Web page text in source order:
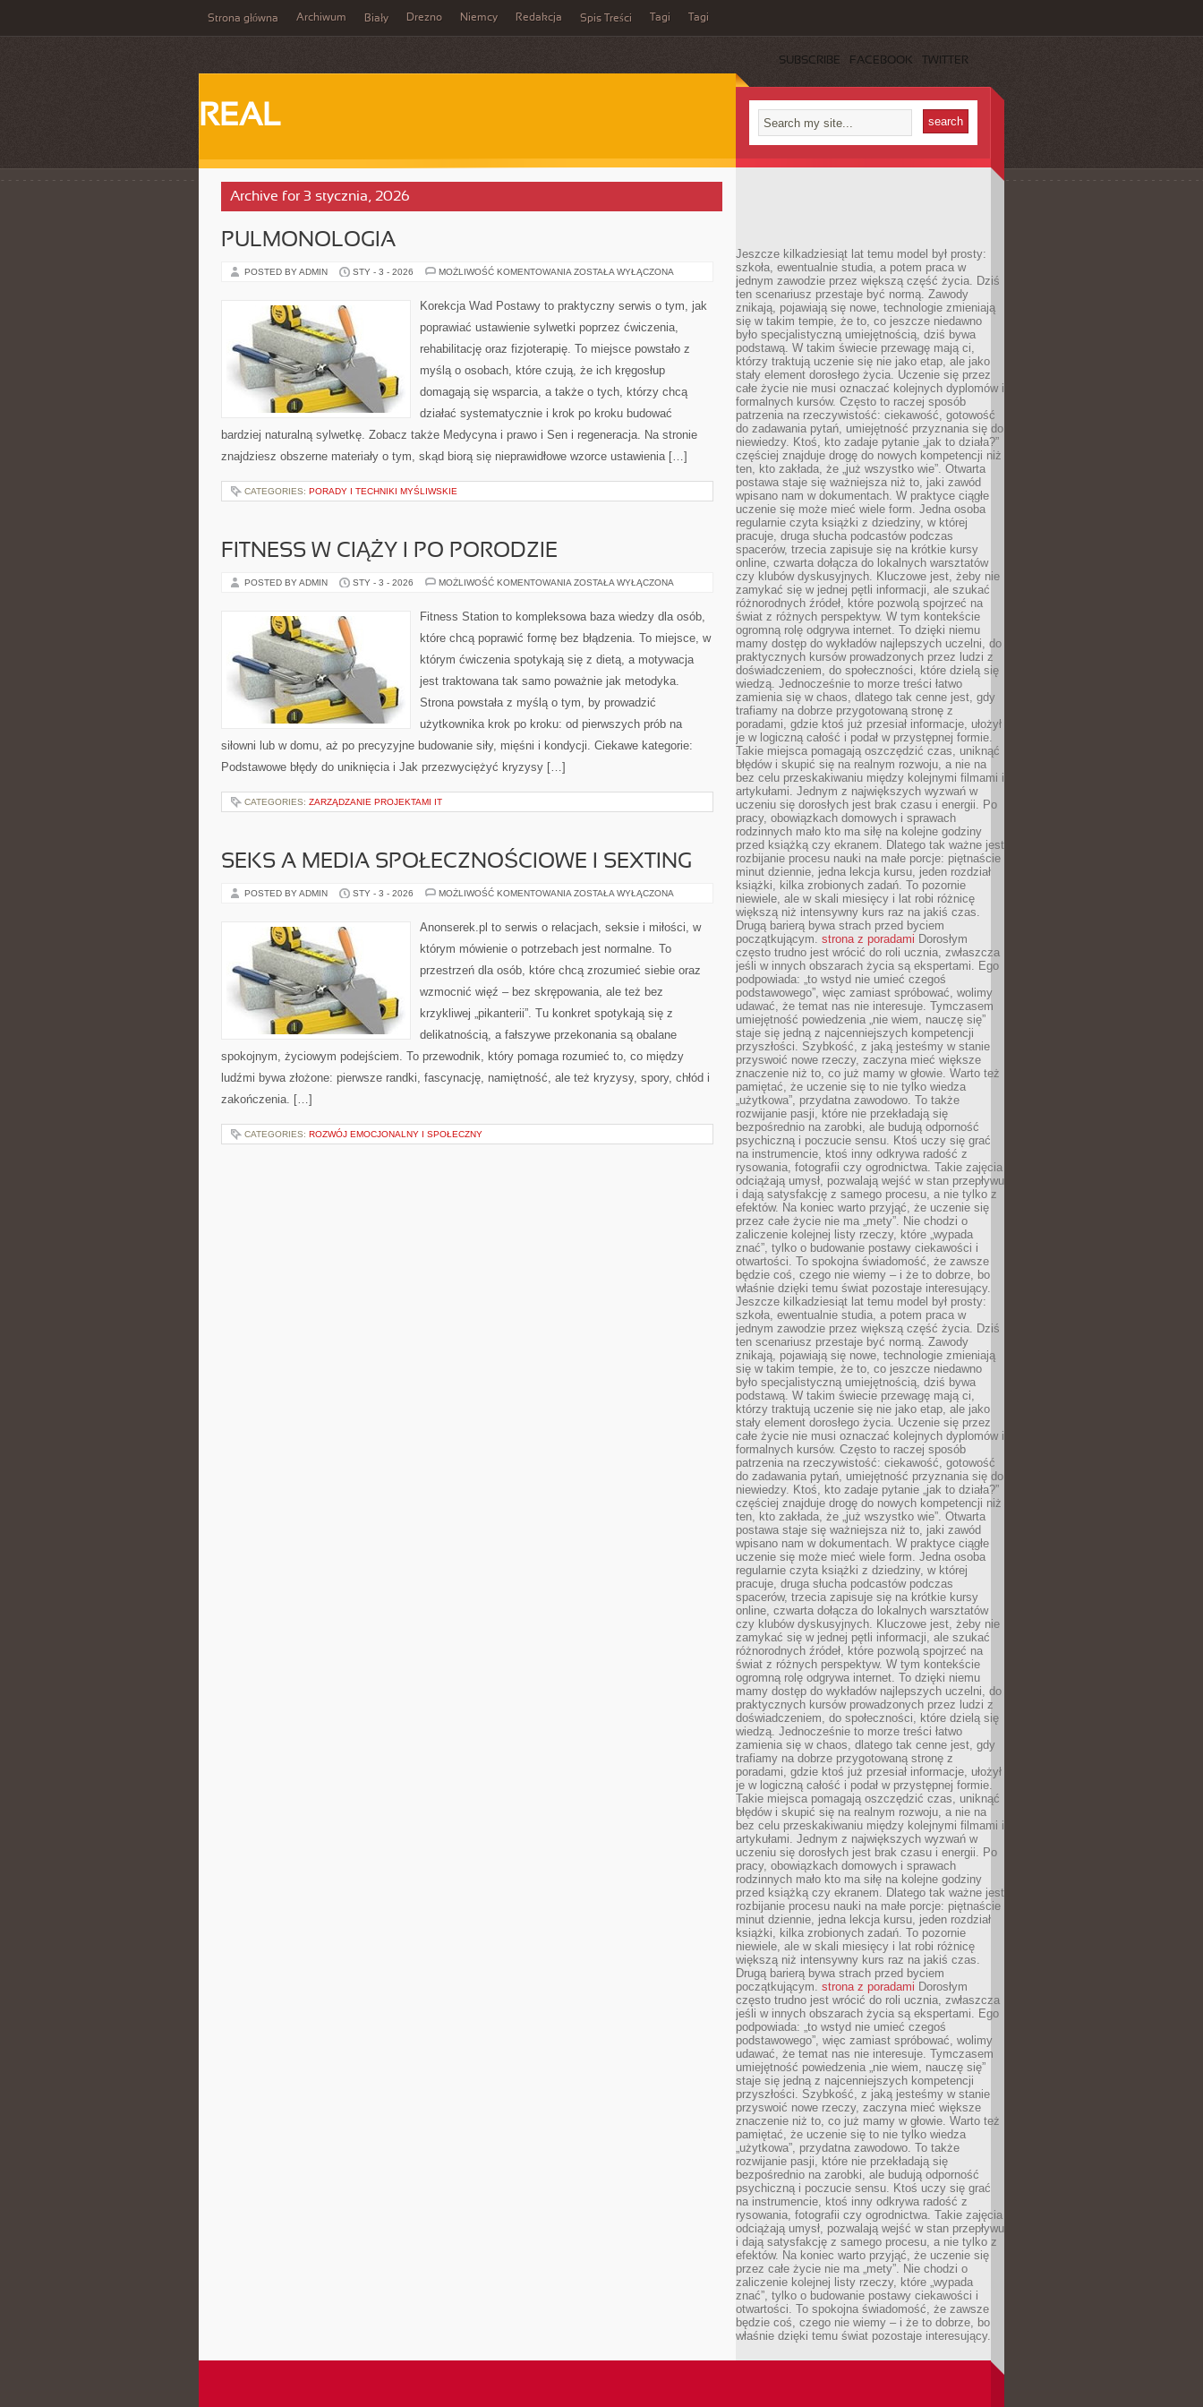
Strona główna Archiwum Biały Drezno Niemcy Redakcja Spis Treści Tagi Tagi
SUBSCRIBE FACEBOOK TWITTER
REAL
Archive for 3 stycznia, 2026
PULMONOLOGIA
POSTED BY ADMIN STY - 3 - 2026 MOŻLIWOŚĆ KOMENTOWANIA PULMONOLOGIA
ZOSTAŁA WYŁĄCZONA
Korekcja Wad Postawy to praktyczny serwis o tym, jak
poprawiać ustawienie sylwetki poprzez ćwiczenia,
rehabilitację oraz fizjoterapię. To miejsce powstało z
myślą o osobach, które czują, że ich kręgosłup
domagają się wsparcia, a także o tych, którzy chcą
działać systematycznie i krok po kroku budować
bardziej naturalną sylwetkę. Zobacz także Medycyna i prawo i Sen i regeneracja. Na stronie
znajdziesz obszerne materiały o tym, skąd biorą się nieprawidłowe wzorce ustawienia […]
CATEGORIES: PORADY I TECHNIKI MYŚLIWSKIE
FITNESS W CIĄŻY I PO PORODZIE
POSTED BY ADMIN STY - 3 - 2026 MOŻLIWOŚĆ KOMENTOWANIA FITNESS
PO
ZOSTAŁA WYŁĄCZONA
Fitness Station to kompleksowa baza wiedzy dla osób,
które chcą poprawić formę bez błądzenia. To miejsce, w
którym ćwiczenia spotykają się z dietą, a motywacja
jest traktowana tak samo poważnie jak metodyka.
Strona powstała z myślą o tym, by prowadzić
użytkownika krok po kroku: od pierwszych prób na
siłowni lub w domu, aż po precyzyjne budowanie siły, mięśni i kondycji. Ciekawe kategorie:
Podstawowe błędy do uniknięcia i Jak przezwyciężyć kryzysy […]
CATEGORIES: ZARZĄDZANIE PROJEKTAMI IT
SEKS A MEDIA SPOŁECZNOŚCIOWE I SEXTING
POSTED BY ADMIN STY - 3 - 2026 MOŻLIWOŚĆ KOMENTOWANIA SEKS
SPOŁECZNOŚCIOWE
I
ZOSTAŁA WYŁĄCZONA
Anonserek.pl to serwis o relacjach, seksie i miłości, w
którym mówienie o potrzebach jest normalne. To
przestrzeń dla osób, które chcą zrozumieć siebie oraz
wzmocnić więź – bez skrępowania, ale też bez
krzykliwej „pikanterii”. Tu konkret spotykają się z
delikatnością, a fałszywe przekonania są obalane
spokojnym, życiowym podejściem. To przewodnik, który pomaga rozumieć to, co między
ludźmi bywa złożone: pierwsze randki, fascynację, namiętność, ale też kryzysy, spory, chłód i
zakończenia. […]
CATEGORIES: ROZWÓJ EMOCJONALNY I SPOŁECZNY
Jeszcze kilkadziesiąt lat temu model był prosty:
szkoła, ewentualnie studia, a potem praca w
jednym zawodzie przez większą część życia. Dziś
ten scenariusz przestaje być normą. Zawody
znikają, pojawiają się nowe, technologie zmieniają
się w takim tempie, że to, co jeszcze niedawno
było specjalistyczną umiejętnością, dziś bywa
podstawą. W takim świecie przewagę mają ci,
którzy traktują uczenie się nie jako etap, ale jako
stały element dorosłego życia. Uczenie się przez
całe życie nie musi oznaczać kolejnych dyplomów i
formalnych kursów. Często to raczej sposób
patrzenia na rzeczywistość: ciekawość, gotowość
do zadawania pytań, umiejętność przyznania się do
niewiedzy. Ktoś, kto zadaje pytanie „jak to działa?”
częściej znajduje drogę do nowych kompetencji niż
ten, kto zakłada, że „już wszystko wie”. Otwarta
postawa staje się ważniejsza niż to, jaki zawód
wpisano nam w dokumentach. W praktyce ciągłe
uczenie się może mieć wiele form. Jedna osoba
regularnie czyta książki z dziedziny, w której
pracuje, druga słucha podcastów podczas
spacerów, trzecia zapisuje się na krótkie kursy
online, czwarta dołącza do lokalnych warsztatów
czy klubów dyskusyjnych. Kluczowe jest, żeby nie
zamykać się w jednej pętli informacji, ale szukać
różnorodnych źródeł, które pozwolą spojrzeć na
świat z różnych perspektyw. W tym kontekście
ogromną rolę odgrywa internet. To dzięki niemu
mamy dostęp do wykładów najlepszych uczelni, do
praktycznych kursów prowadzonych przez ludzi z
doświadczeniem, do społeczności, które dzielą się
wiedzą. Jednocześnie to morze treści łatwo
zamienia się w chaos, dlatego tak cenne jest, gdy
trafiamy na dobrze przygotowaną stronę z
poradami, gdzie ktoś już przesiał informacje, ułożył
je w logiczną całość i podał w przystępnej formie.
Takie miejsca pomagają oszczędzić czas, uniknąć
błędów i skupić się na realnym rozwoju, a nie na
bez celu przeskakiwaniu między kolejnymi filmami i
artykułami. Jednym z największych wyzwań w
uczeniu się dorosłych jest brak czasu i energii. Po
pracy, obowiązkach domowych i sprawach
rodzinnych mało kto ma siłę na kolejne godziny
przed książką czy ekranem. Dlatego tak ważne jest
rozbijanie procesu nauki na małe porcje: piętnaście
minut dziennie, jedna lekcja kursu, jeden rozdział
książki, kilka zrobionych zadań. To pozornie
niewiele, ale w skali miesięcy i lat robi różnicę
większą niż intensywny kurs raz na jakiś czas.
Drugą barierą bywa strach przed byciem
początkującym. strona z poradami Dorosłym
często trudno jest wrócić do roli ucznia, zwłaszcza
jeśli w innych obszarach życia są ekspertami. Ego
podpowiada: „to wstyd nie umieć czegoś
podstawowego”, więc zamiast spróbować, wolimy
udawać, że temat nas nie interesuje. Tymczasem
umiejętność powiedzenia „nie wiem, nauczę się”
staje się jedną z najcenniejszych kompetencji
przyszłości. Szybkość, z jaką jesteśmy w stanie
przyswoić nowe rzeczy, zaczyna mieć większe
znaczenie niż to, co już mamy w głowie. Warto też
pamiętać, że uczenie się to nie tylko wiedza
„użytkowa”, przydatna zawodowo. To także
rozwijanie pasji, które nie przekładają się
bezpośrednio na zarobki, ale budują odporność
psychiczną i poczucie sensu. Ktoś uczy się grać
na instrumencie, ktoś inny odkrywa radość z
rysowania, fotografii czy ogrodnictwa. Takie zajęcia
odciążają umysł, pozwalają wejść w stan przepływu
i dają satysfakcję z samego procesu, a nie tylko z
efektów. Na koniec warto przyjąć, że uczenie się
przez całe życie nie ma „mety”. Nie chodzi o
zaliczenie kolejnej listy rzeczy, które „wypada
znać”, tylko o budowanie postawy ciekawości i
otwartości. To spokojna świadomość, że zawsze
będzie coś, czego nie wiemy – i że to dobrze, bo
właśnie dzięki temu świat pozostaje interesujący.
Jeszcze kilkadziesiąt lat temu model był prosty:
szkoła, ewentualnie studia, a potem praca w
jednym zawodzie przez większą część życia. Dziś
ten scenariusz przestaje być normą. Zawody
znikają, pojawiają się nowe, technologie zmieniają
się w takim tempie, że to, co jeszcze niedawno
było specjalistyczną umiejętnością, dziś bywa
podstawą. W takim świecie przewagę mają ci,
którzy traktują uczenie się nie jako etap, ale jako
stały element dorosłego życia. Uczenie się przez
całe życie nie musi oznaczać kolejnych dyplomów i
formalnych kursów. Często to raczej sposób
patrzenia na rzeczywistość: ciekawość, gotowość
do zadawania pytań, umiejętność przyznania się do
niewiedzy. Ktoś, kto zadaje pytanie „jak to działa?”
częściej znajduje drogę do nowych kompetencji niż
ten, kto zakłada, że „już wszystko wie”. Otwarta
postawa staje się ważniejsza niż to, jaki zawód
wpisano nam w dokumentach. W praktyce ciągłe
uczenie się może mieć wiele form. Jedna osoba
regularnie czyta książki z dziedziny, w której
pracuje, druga słucha podcastów podczas
spacerów, trzecia zapisuje się na krótkie kursy
online, czwarta dołącza do lokalnych warsztatów
czy klubów dyskusyjnych. Kluczowe jest, żeby nie
zamykać się w jednej pętli informacji, ale szukać
różnorodnych źródeł, które pozwolą spojrzeć na
świat z różnych perspektyw. W tym kontekście
ogromną rolę odgrywa internet. To dzięki niemu
mamy dostęp do wykładów najlepszych uczelni, do
praktycznych kursów prowadzonych przez ludzi z
doświadczeniem, do społeczności, które dzielą się
wiedzą. Jednocześnie to morze treści łatwo
zamienia się w chaos, dlatego tak cenne jest, gdy
trafiamy na dobrze przygotowaną stronę z
poradami, gdzie ktoś już przesiał informacje, ułożył
je w logiczną całość i podał w przystępnej formie.
Takie miejsca pomagają oszczędzić czas, uniknąć
błędów i skupić się na realnym rozwoju, a nie na
bez celu przeskakiwaniu między kolejnymi filmami i
artykułami. Jednym z największych wyzwań w
uczeniu się dorosłych jest brak czasu i energii. Po
pracy, obowiązkach domowych i sprawach
rodzinnych mało kto ma siłę na kolejne godziny
przed książką czy ekranem. Dlatego tak ważne jest
rozbijanie procesu nauki na małe porcje: piętnaście
minut dziennie, jedna lekcja kursu, jeden rozdział
książki, kilka zrobionych zadań. To pozornie
niewiele, ale w skali miesięcy i lat robi różnicę
większą niż intensywny kurs raz na jakiś czas.
Drugą barierą bywa strach przed byciem
początkującym. strona z poradami Dorosłym
często trudno jest wrócić do roli ucznia, zwłaszcza
jeśli w innych obszarach życia są ekspertami. Ego
podpowiada: „to wstyd nie umieć czegoś
podstawowego”, więc zamiast spróbować, wolimy
udawać, że temat nas nie interesuje. Tymczasem
umiejętność powiedzenia „nie wiem, nauczę się”
staje się jedną z najcenniejszych kompetencji
przyszłości. Szybkość, z jaką jesteśmy w stanie
przyswoić nowe rzeczy, zaczyna mieć większe
znaczenie niż to, co już mamy w głowie. Warto też
pamiętać, że uczenie się to nie tylko wiedza
„użytkowa”, przydatna zawodowo. To także
rozwijanie pasji, które nie przekładają się
bezpośrednio na zarobki, ale budują odporność
psychiczną i poczucie sensu. Ktoś uczy się grać
na instrumencie, ktoś inny odkrywa radość z
rysowania, fotografii czy ogrodnictwa. Takie zajęcia
odciążają umysł, pozwalają wejść w stan przepływu
i dają satysfakcję z samego procesu, a nie tylko z
efektów. Na koniec warto przyjąć, że uczenie się
przez całe życie nie ma „mety”. Nie chodzi o
zaliczenie kolejnej listy rzeczy, które „wypada
znać”, tylko o budowanie postawy ciekawości i
otwartości. To spokojna świadomość, że zawsze
będzie coś, czego nie wiemy – i że to dobrze, bo
właśnie dzięki temu świat pozostaje interesujący.